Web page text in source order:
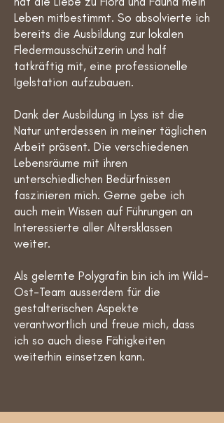
Leben mitbestimmt. So absolvierte ich
bereits die Ausbildung zur lokalen
Fledermausschützerin und half
tatkräftig mit, eine professionelle
Igelstation aufzubauen.
Dank der Ausbildung in Lyss ist die
Natur unterdessen in meiner täglichen
Arbeit präsent. Die verschiedenen
Lebensräume mit ihren
unterschiedlichen Bedürfnissen
faszinieren mich. Gerne gebe ich
auch mein Wissen auf Führungen an
Interessierte aller Altersklassen
weiter.
Als gelernte Polygrafin bin ich im Wild-
Ost-Team ausserdem für die
gestalterischen Aspekte
verantwortlich und freue mich, dass
ich so auch diese Fähigkeiten
weiterhin einsetzen kann.